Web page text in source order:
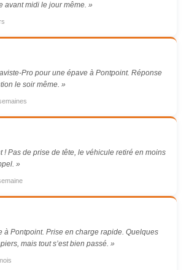
avant midi le jour même. »
Pro pour une épave à Pontpoint. Réponse
le soir même. »
! Pas de prise de tête, le véhicule retiré en moins
»
à Pontpoint. Prise en charge rapide. Quelques
mais tout s’est bien passé. »